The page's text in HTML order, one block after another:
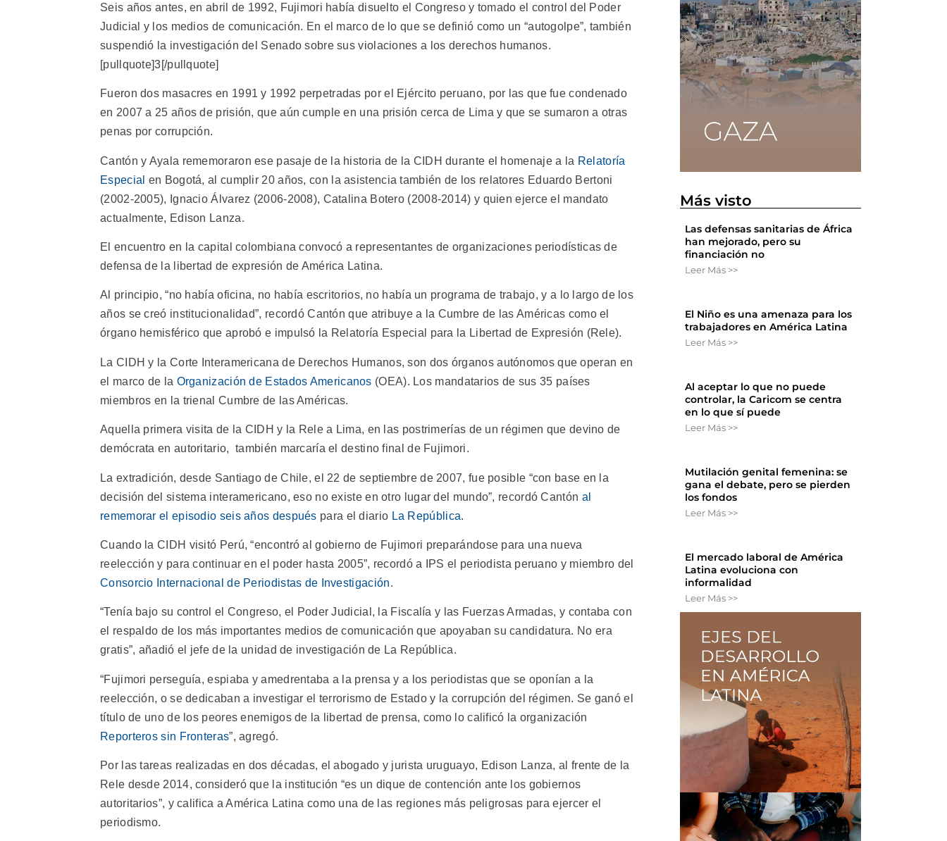
Seis años antes, en abril de 1992, Fujimori había disuelto el Congreso y tomado el control del Poder
Judicial y los medios de comunicación. En el marco de lo que se definió como un “autogolpe”, también
suspendió la investigación del Senado sobre sus violaciones a los derechos humanos.
[pullquote]3[/pullquote]
Fueron dos masacres en 1991 y 1992 perpetradas por el Ejército peruano, por las que fue condenado
en 2007 a 25 años de prisión, que aún cumple en una prisión cerca de Lima y que se sumaron a otras
penas por corrupción.
Cantón y Ayala rememoraron ese pasaje de la historia de la CIDH durante el homenaje a la Relatoría
Especial en Bogotá, al cumplir 20 años, con la asistencia también de los relatores Eduardo Bertoni
(2002-2005), Ignacio Álvarez (2006-2008), Catalina Botero (2008-2014) y quien ejerce el mandato
actualmente, Edison Lanza.
El encuentro en la capital colombiana convocó a representantes de organizaciones periodísticas de
defensa de la libertad de expresión de América Latina.
Al principio, “no había oficina, no había escritorios, no había un programa de trabajo, y a lo largo de los
años se creó institucionalidad”, recordó Cantón que atribuye a la Cumbre de las Américas como el
órgano hemisférico que aprobó e impulsó la Relatoría Especial para la Libertad de Expresión (Rele).
La CIDH y la Corte Interamericana de Derechos Humanos, son dos órganos autónomos que operan en
el marco de la Organización de Estados Americanos (OEA). Los mandatarios de sus 35 países
miembros en la trienal Cumbre de las Américas.
Aquella primera visita de la CIDH y la Rele a Lima, en las postrimerías de un régimen que devino de
demócrata en autoritario, también marcaría el destino final de Fujimori.
La extradición, desde Santiago de Chile, el 22 de septiembre de 2007, fue posible “con base en la
decisión del sistema interamericano, eso no existe en otro lugar del mundo”, recordó Cantón al
rememorar el episodio seis años después para el diario La República.
Cuando la CIDH visitó Perú, “encontró al gobierno de Fujimori preparándose para una nueva
reelección y para continuar en el poder hasta 2005”, recordó a IPS el periodista peruano y miembro del
Consorcio Internacional de Periodistas de Investigación.
“Tenía bajo su control el Congreso, el Poder Judicial, la Fiscalía y las Fuerzas Armadas, y contaba con
el respaldo de los más importantes medios de comunicación que apoyaban su candidatura. No era
gratis”, añadió el jefe de la unidad de investigación de La República.
“Fujimori perseguía, espiaba y amedrentaba a la prensa y a los periodistas que se oponían a la
reelección, o se dedicaban a investigar el terrorismo de Estado y la corrupción del régimen. Se ganó el
título de uno de los peores enemigos de la libertad de prensa, como lo calificó la organización
Reporteros sin Fronteras”, agregó.
Por las tareas realizadas en dos décadas, el abogado y jurista uruguayo, Edison Lanza, al frente de la
Rele desde 2014, consideró que la institución “es un dique de contención ante los gobiernos
autoritarios”, y califica a América Latina como una de las regiones más peligrosas para ejercer el
periodismo.
Más visto
Las defensas sanitarias de África
han mejorado, pero su
financiación no
Leer Más >>
El Niño es una amenaza para los
trabajadores en América Latina
Leer Más >>
Al aceptar lo que no puede
controlar, la Caricom se centra
en lo que sí puede
Leer Más >>
Mutilación genital femenina: se
gana el debate, pero se pierden
los fondos
Leer Más >>
El mercado laboral de América
Latina evoluciona con
informalidad
Leer Más >>